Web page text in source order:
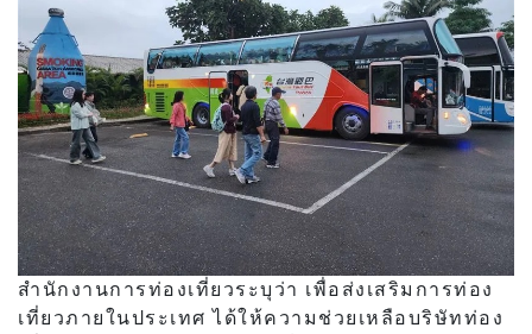
สำนักงานการท่องเที่ยวระบุว่า เพื่อส่งเสริมการท่อง
เที่ยวภายในประเทศ ได้ให้ความช่วยเหลือบริษัทท่อง